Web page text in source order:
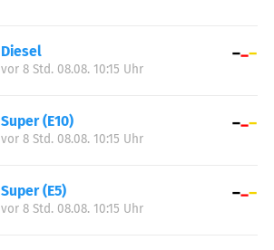
05:00-22:00
06:00-22:00
Diesel
vor 8 Std. 08.08. 10:15 Uhr
Super (E10)
vor 8 Std. 08.08. 10:15 Uhr
Super (E5)
vor 8 Std. 08.08. 10:15 Uhr